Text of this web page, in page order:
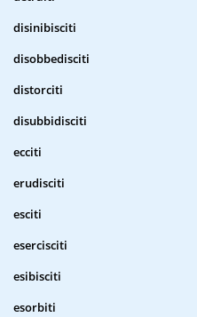
disinibisciti
disobbedisciti
distorciti
disubbidisciti
ecciti
erudisciti
esciti
esercisciti
esibisciti
esorbiti